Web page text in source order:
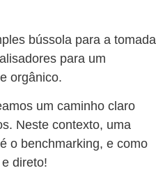
bússola para a tomada
para um
orgânico.
um caminho claro
Neste contexto, uma
o benchmarking, e como
direto!